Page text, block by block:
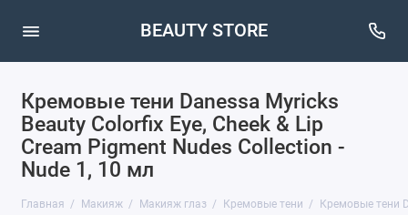
BEAUTY STORE
Кремовые тени Danessa Myricks
Beauty Colorfix Eye, Cheek & Lip
Cream Pigment Nudes Collection -
Nude 1, 10 мл
Главная Макияж Макияж глаз Кремовые тени Кремовые тени